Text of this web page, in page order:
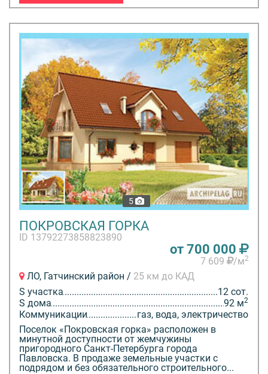
5
ПОКРОВСКАЯ ГОРКА
ID 13792273858823890
от 700 000
7 609 /м2
ЛО, Гатчинский район / 25 км до КАД
S участка
12 сот.
S дома
92 м2
Коммуникации
газ, вода, электричество
Поселок «Покровская горка» расположен в
минутной доступности от жемчужины
пригородного Санкт-Петербурга города
Павловска. В продаже земельные участки с
подрядом и без обязательного строительного...